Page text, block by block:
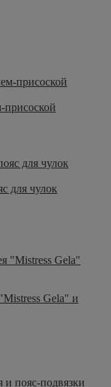
присоской
для чулок
Gela" и